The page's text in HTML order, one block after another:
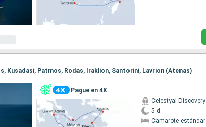
Kusadasi, Patmos, Rodas, Iraklion, Santoríni, Lavrion (Atenas)
Pague en 4X
Celestyal Discovery
5 d
Camarote estándar